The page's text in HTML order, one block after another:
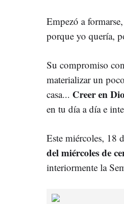
Empezó a
porque yo quería,
Su compromiso
materializar un
casa... Creer en
en tu día a día e
Este miércoles, 18
del miércoles de
interiormente la